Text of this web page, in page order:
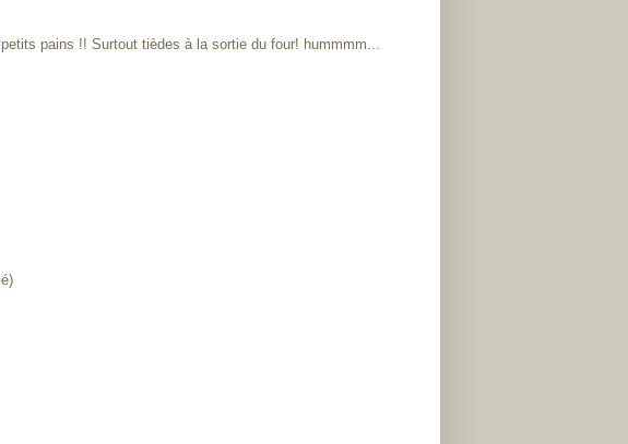
pains !! Surtout tièdes à la sortie du four! hummmm...